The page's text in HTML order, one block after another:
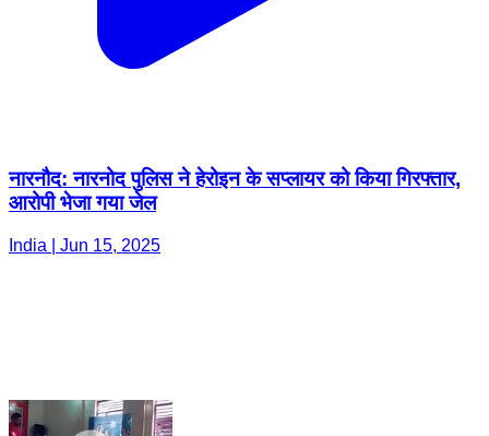
नारनौद: नारनोद पुलिस ने हेरोइन के सप्लायर को किया गिरफ्तार,
आरोपी भेजा गया जेल
India | Jun 15, 2025